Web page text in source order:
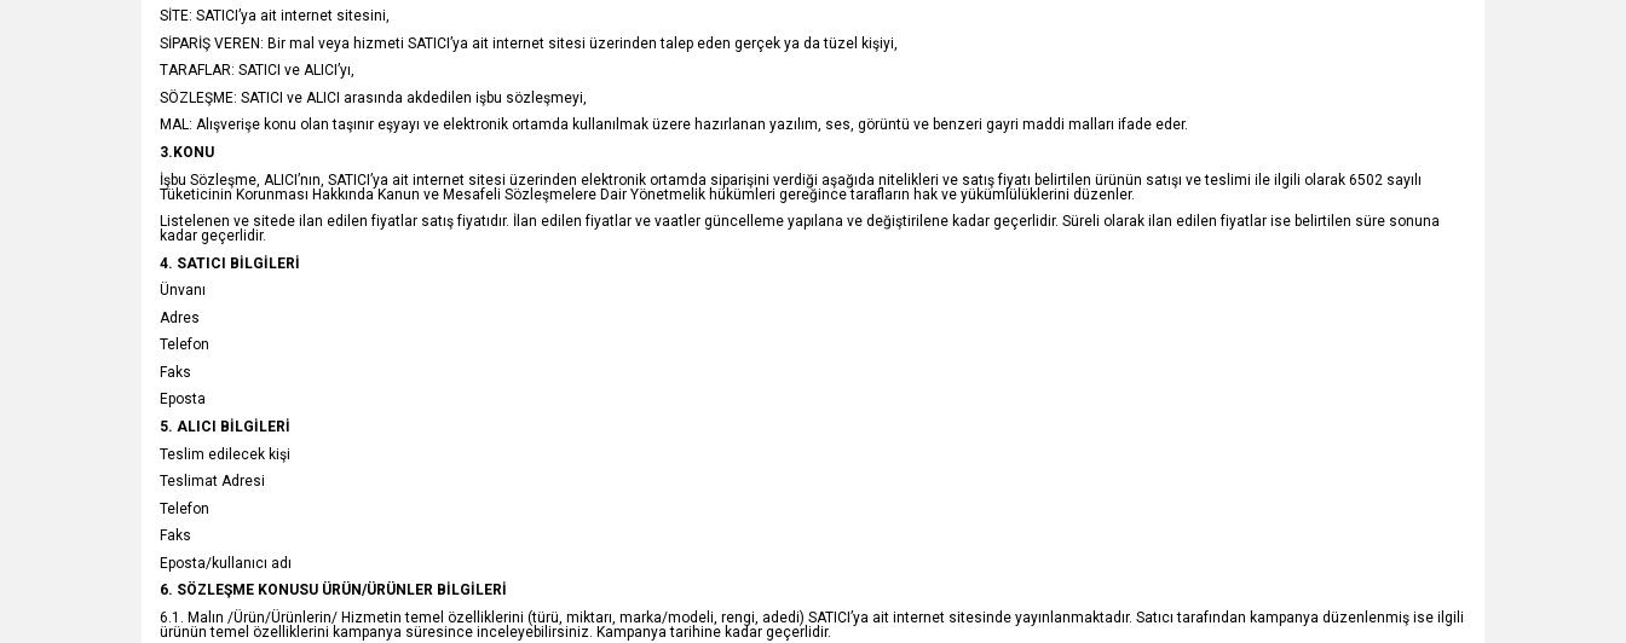
SİTE: SATICI’ya ait internet sitesini,
SİPARİŞ VEREN: Bir mal veya hizmeti SATICI’ya ait internet sitesi üzerinden talep eden gerçek ya da tüzel kişiyi,
TARAFLAR: SATICI ve ALICI’yı,
SÖZLEŞME: SATICI ve ALICI arasında akdedilen işbu sözleşmeyi,
MAL: Alışverişe konu olan taşınır eşyayı ve elektronik ortamda kullanılmak üzere hazırlanan yazılım, ses, görüntü ve benzeri gayri maddi malları ifade eder.
3.KONU
İşbu Sözleşme, ALICI’nın, SATICI’ya ait internet sitesi üzerinden elektronik ortamda siparişini verdiği aşağıda nitelikleri ve satış fiyatı belirtilen ürünün satışı ve teslimi ile ilgili olarak 6502 sayılı
Tüketicinin Korunması Hakkında Kanun ve Mesafeli Sözleşmelere Dair Yönetmelik hükümleri gereğince tarafların hak ve yükümlülüklerini düzenler.
Listelenen ve sitede ilan edilen fiyatlar satış fiyatıdır. İlan edilen fiyatlar ve vaatler güncelleme yapılana ve değiştirilene kadar geçerlidir. Süreli olarak ilan edilen fiyatlar ise belirtilen süre sonuna
kadar geçerlidir.
4. SATICI BİLGİLERİ
Ünvanı
Adres
Telefon
Faks
Eposta
5. ALICI BİLGİLERİ
Teslim edilecek kişi
Teslimat Adresi
Telefon
Faks
Eposta/kullanıcı adı
6. SÖZLEŞME KONUSU ÜRÜN/ÜRÜNLER BİLGİLERİ
6.1. Malın /Ürün/Ürünlerin/ Hizmetin temel özelliklerini (türü, miktarı, marka/modeli, rengi, adedi) SATICI’ya ait internet sitesinde yayınlanmaktadır. Satıcı tarafından kampanya düzenlenmiş ise ilgili
ürünün temel özelliklerini kampanya süresince inceleyebilirsiniz. Kampanya tarihine kadar geçerlidir.